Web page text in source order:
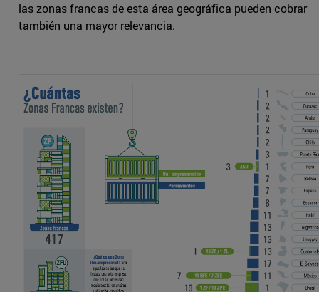
las zonas francas de esta área geográfica pueden cobrar
también una mayor relevancia.